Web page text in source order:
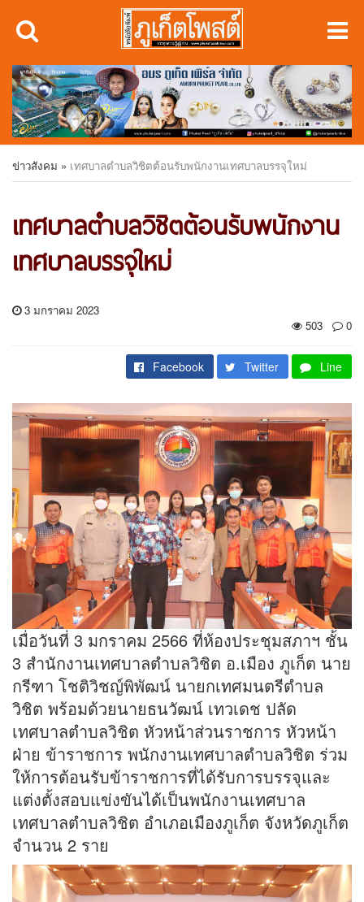
ข่าวสังคม » เทศบาลตำบลวิชิตต้อนรับพนักงานเทศบาลบรรจุใหม่
เทศบาลตำบลวิชิตต้อนรับพนักงาน
เทศบาลบรรจุใหม่
3 มกราคม 2023
503
0
Facebook Twitter Line
เมื่อวันที่ 3 มกราคม 2566 ที่ห้องประชุมสภาฯ ชั้น
3 สำนักงานเทศบาลตำบลวิชิต อ.เมือง ภูเก็ต นาย
กรีฑา โชติวิชญ์พิพัฒน์ นายกเทศมนตรีตำบล
วิชิต พร้อมด้วยนายธนวัฒน์ เทวเดช ปลัด
เทศบาลตำบลวิชิต หัวหน้าส่วนราชการ หัวหน้า
ฝ่าย ข้าราชการ พนักงานเทศบาลตำบลวิชิต ร่วม
ให้การต้อนรับข้าราชการที่ได้รับการบรรจุและ
แต่งตั้งสอบแข่งขันได้เป็นพนักงานเทศบาล
เทศบาลตำบลวิชิต อำเภอเมืองภูเก็ต จังหวัดภูเก็ต
จำนวน 2 ราย